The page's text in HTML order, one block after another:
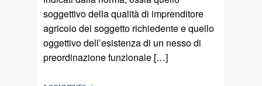
soggettivo della qualità di imprenditore
agricolo del soggetto richiedente e quello
oggettivo dell’esistenza di un nesso di
preordinazione funzionale […]